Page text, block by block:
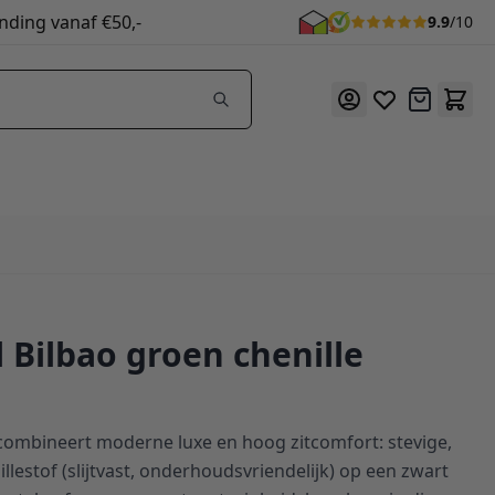
vanaf €50,- 9.9/10
Offerte
Bilbao groen chenille
moderne luxe en hoog zitcomfort: stevige,
(slijtvast, onderhoudsvriendelijk) op een zwart